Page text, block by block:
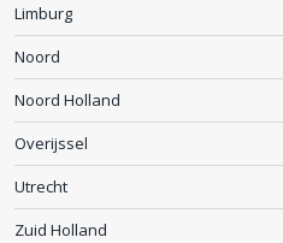
Limburg
Noord
Noord Holland
Overijssel
Utrecht
Zuid Holland